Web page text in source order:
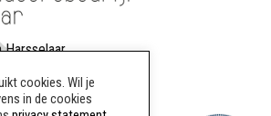
cookies. Wil je
in de cookies